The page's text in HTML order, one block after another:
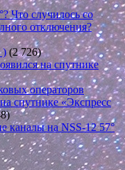
Что случилось со
отключения?
) (2 726)
на спутнике
операторов
спутнике «Экспресс
каналы на NSS-12 57°